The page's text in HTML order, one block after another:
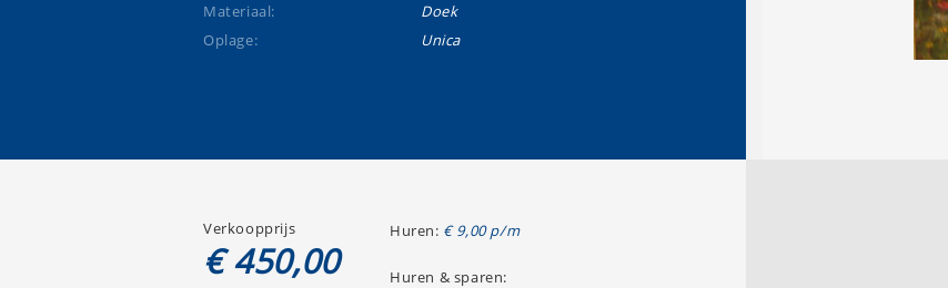
Materiaal:
Doek
Oplage:
Unica
Verkoopprijs
€ 450,00
Huren: € 9,00 p/m
Huren & sparen: